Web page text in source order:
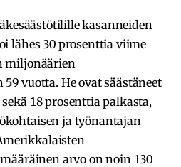
kasanneiden
lähes 30 prosenttia viime
miljonäärien
vuotta. He ovat säästäneet
18 prosenttia palkasta,
ja työnantajan
arvo on noin 130